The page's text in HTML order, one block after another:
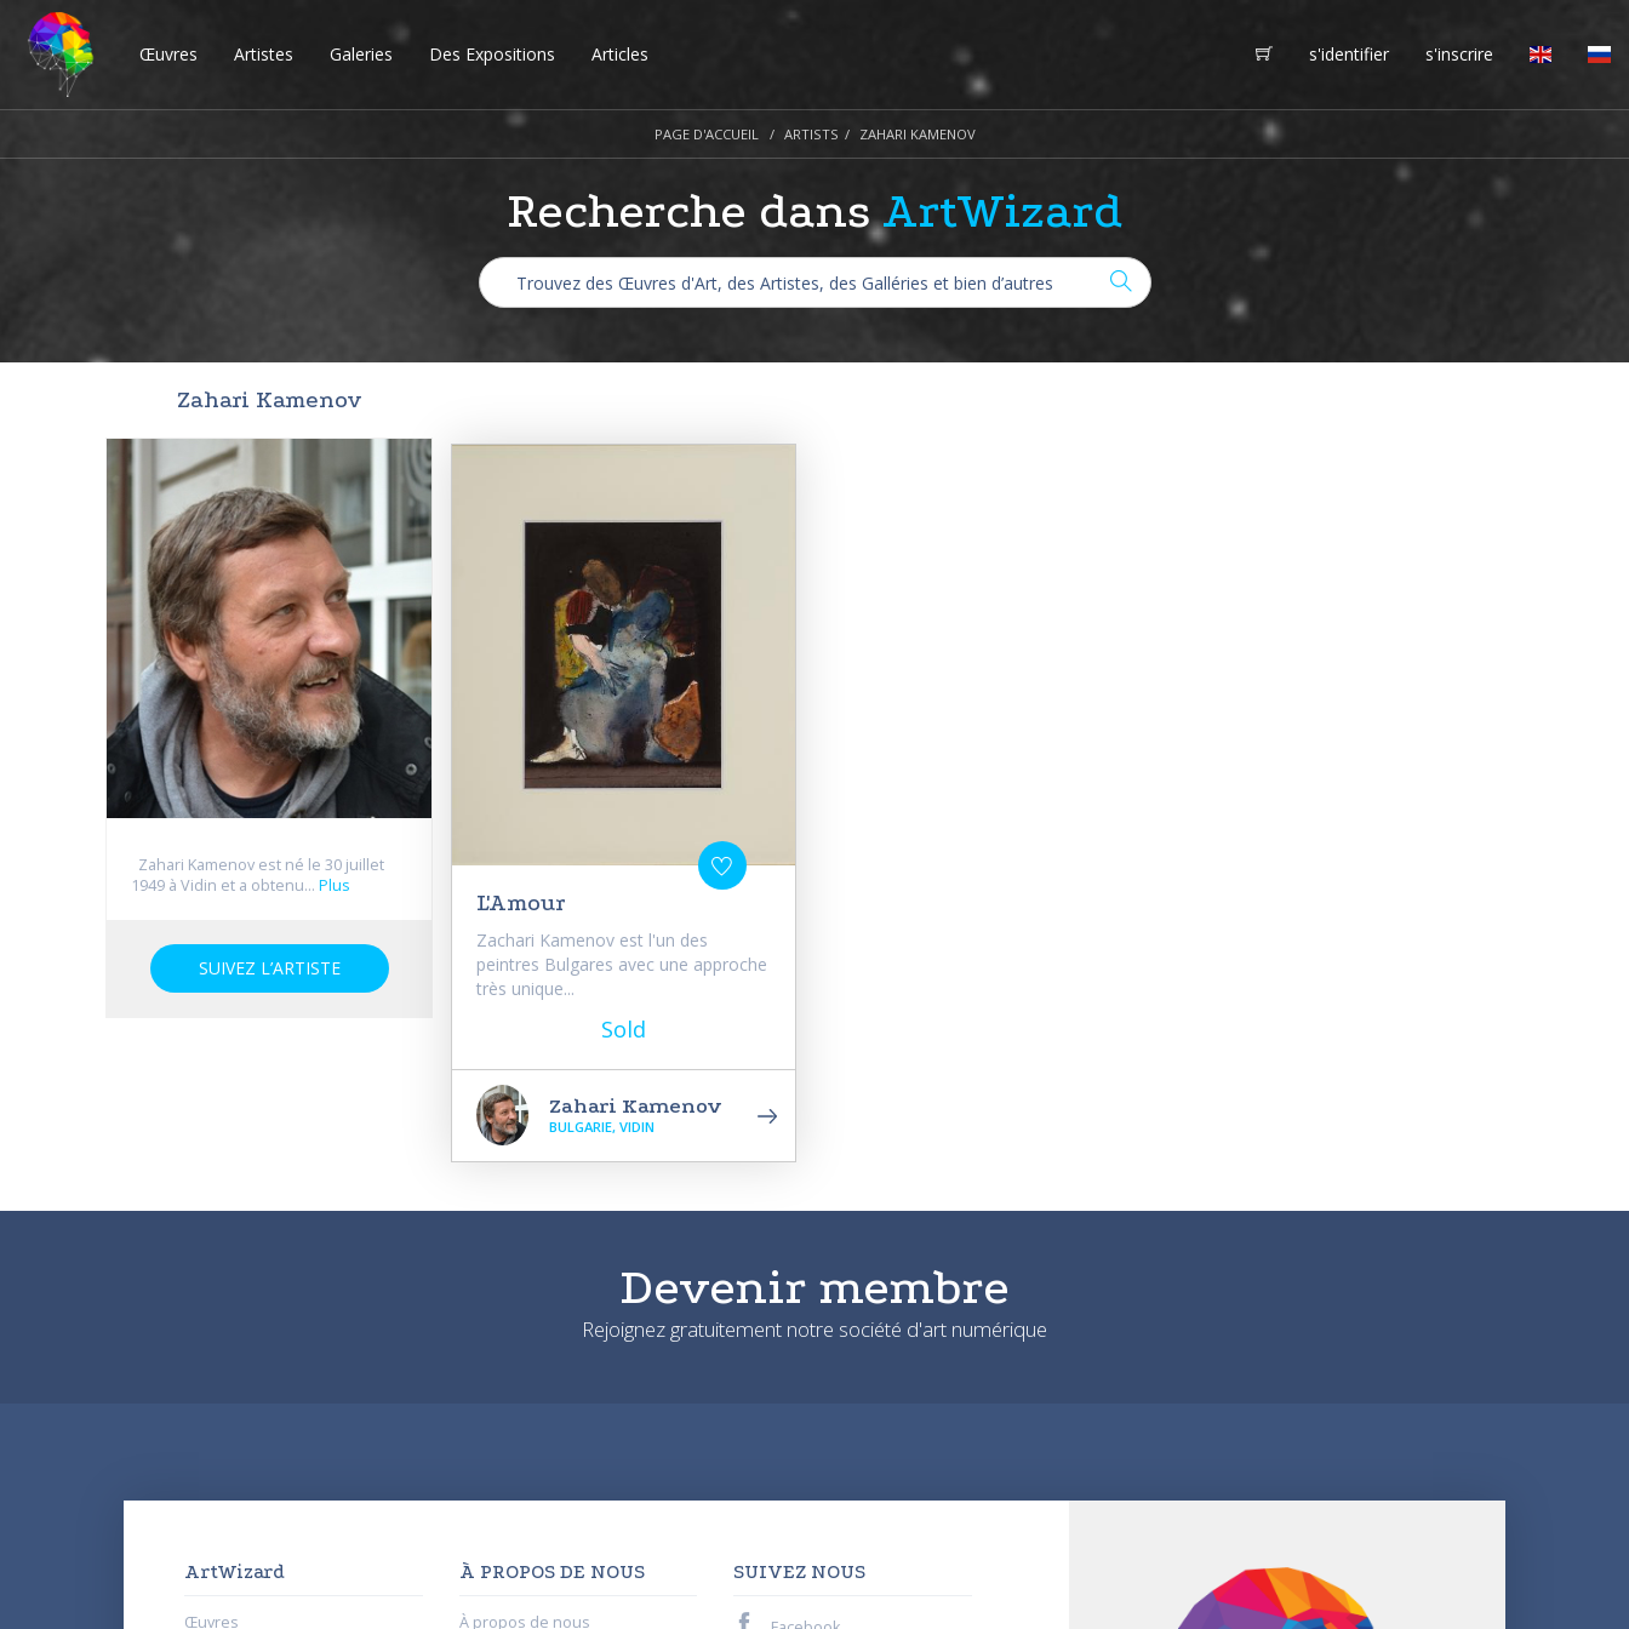
Œuvres Artistes Galeries Des Expositions Articles s'identifier s'inscrire
PAGE D'ACCUEIL ARTISTS ZAHARI KAMENOV
Recherche dansArtWizard
Zahari Kamenov
Zahari Kamenov est né le 30 juillet
1949 à Vidin et a obtenu... Plus
SUIVEZ L’ARTISTE
L'Amour
Zachari Kamenov est l'un des
peintres Bulgares avec une approche
très unique...
Sold
Zahari Kamenov
BULGARIE, VIDIN
Devenir membre
Rejoignez gratuitement notre société d'art numérique
ArtWizard
Œuvres
À PROPOS DE NOUS
À propos de nous
SUIVEZ NOUS